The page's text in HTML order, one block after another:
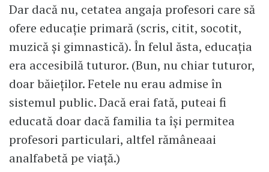
Dar dacă nu, cetatea angaja profesori care să
ofere educație primară (scris, citit, socotit,
muzică și gimnastică). În felul ăsta, educația
era accesibilă tuturor. (Bun, nu chiar tuturor,
doar băieților. Fetele nu erau admise în
sistemul public. Dacă erai fată, puteai fi
educată doar dacă familia ta își permitea
profesori particulari, altfel rămâneaai
analfabetă pe viață.)